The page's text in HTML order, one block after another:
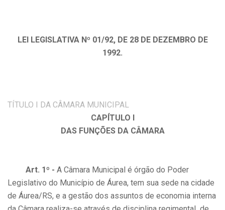
LEI LEGISLATIVA Nº 01/92, DE 28 DE DEZEMBRO DE
1992.
TÍTULO I DA CÂMARA MUNICIPAL
CAPÍTULO I
DAS FUNÇÕES DA CÂMARA
Art. 1º - A Câmara Municipal é órgão do Poder
Legislativo do Município de Áurea, tem sua sede na cidade
de Áurea/RS, e a gestão dos assuntos de economia interna